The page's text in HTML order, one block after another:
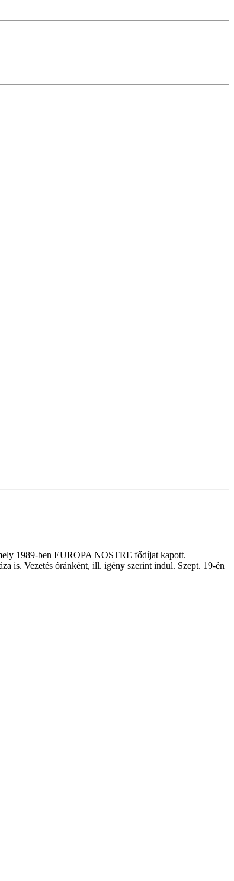
1989-ben EUROPA NOSTRE fődíjat kapott.
is. Vezetés óránként, ill. igény szerint indul. Szept. 19-én